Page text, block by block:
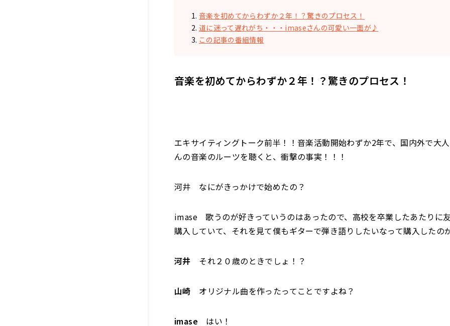
音楽を初めてからわずか２年！？驚きのプロセス！
道に迷って遅れがち・・・imaseさんの可愛い一面が♪
この記事の番組情報
音楽を初めてからわずか２年！？驚きのプロセス！
エキサイティングトーク前半！！音楽活動開始わずか2年で、国内外で大
んの音楽のルーツを聴くと、衝撃の事実！！！
河井 なにがきっかけで始めたの？
imase 歌うのが好きっていうのはあったので、高校を卒業したあたりに
購入していて、それを見て僕もギターで弾き語りしたいなって購入したの
河井 それ２０歳のときでしょ！？
山崎 オリジナル曲を作ったってことですよね？
imase はい！